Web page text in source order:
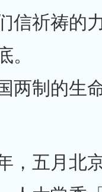
信祈祷的
。
两制的生
，五月北